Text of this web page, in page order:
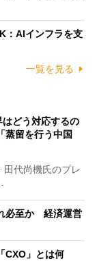
：AIインフラを支
一覧を見る
どう対応するの
留を行う中国
代尚機氏のプレ
必至か 経済運営
CXO」とは何